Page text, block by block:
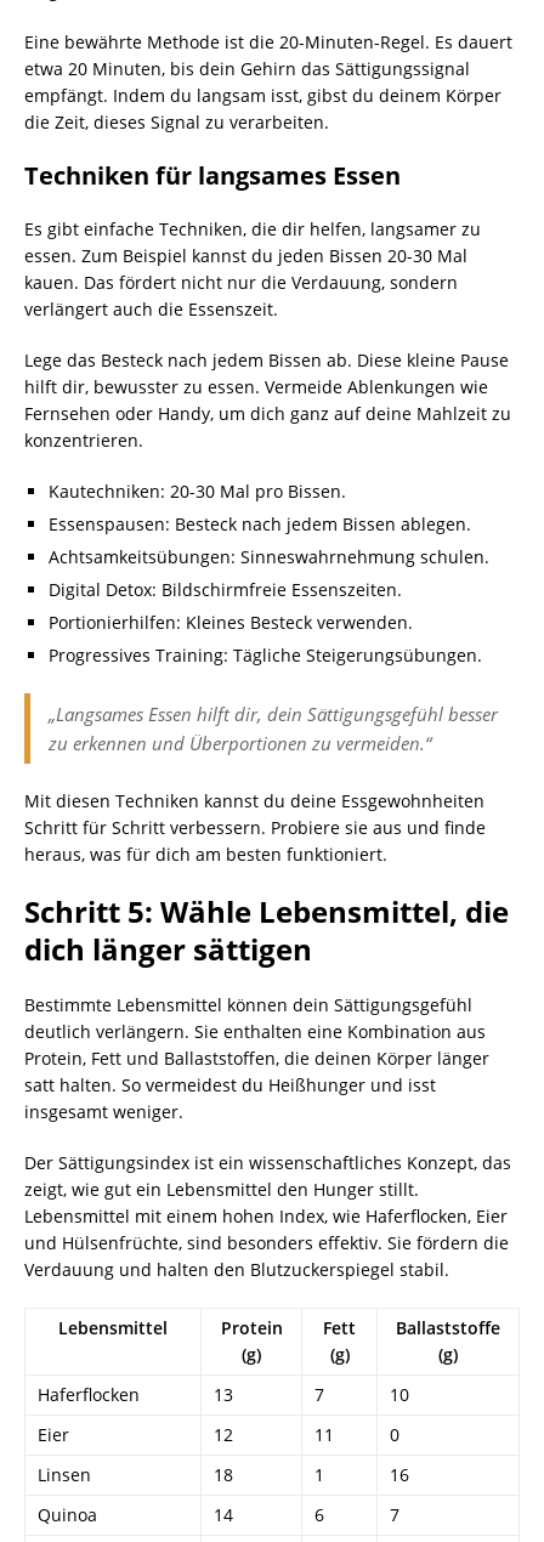
Eine bewährte Methode ist die 20-Minuten-Regel. Es dauert
etwa 20 Minuten, bis dein Gehirn das Sättigungssignal
empfängt. Indem du langsam isst, gibst du deinem Körper
die Zeit, dieses Signal zu verarbeiten.
Techniken für langsames Essen
Es gibt einfache Techniken, die dir helfen, langsamer zu
essen. Zum Beispiel kannst du jeden Bissen 20-30 Mal
kauen. Das fördert nicht nur die Verdauung, sondern
verlängert auch die Essenszeit.
Lege das Besteck nach jedem Bissen ab. Diese kleine Pause
hilft dir, bewusster zu essen. Vermeide Ablenkungen wie
Fernsehen oder Handy, um dich ganz auf deine Mahlzeit zu
konzentrieren.
Kautechniken: 20-30 Mal pro Bissen.
Essenspausen: Besteck nach jedem Bissen ablegen.
Achtsamkeitsübungen: Sinneswahrnehmung schulen.
Digital Detox: Bildschirmfreie Essenszeiten.
Portionierhilfen: Kleines Besteck verwenden.
Progressives Training: Tägliche Steigerungsübungen.
„Langsames Essen hilft dir, dein Sättigungsgefühl besser
zu erkennen und Überportionen zu vermeiden.“
Mit diesen Techniken kannst du deine Essgewohnheiten
Schritt für Schritt verbessern. Probiere sie aus und finde
heraus, was für dich am besten funktioniert.
Schritt 5: Wähle Lebensmittel, die
dich länger sättigen
Bestimmte Lebensmittel können dein Sättigungsgefühl
deutlich verlängern. Sie enthalten eine Kombination aus
Protein, Fett und Ballaststoffen, die deinen Körper länger
satt halten. So vermeidest du Heißhunger und isst
insgesamt weniger.
Der Sättigungsindex ist ein wissenschaftliches Konzept, das
zeigt, wie gut ein Lebensmittel den Hunger stillt.
Lebensmittel mit einem hohen Index, wie Haferflocken, Eier
und Hülsenfrüchte, sind besonders effektiv. Sie fördern die
Verdauung und halten den Blutzuckerspiegel stabil.
Lebensmittel
Protein
(g)
Fett
(g)
Ballaststoffe
(g)
Haferflocken
13 7
10
Eier
12 11
0
Linsen
18 1
16
Quinoa
14 6
7